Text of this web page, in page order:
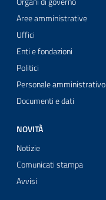
Aree amministrative
Uffici
Enti e fondazioni
Politici
Personale amministrativo
Documenti e dati
NOVITÀ
Notizie
Comunicati stampa
Avvisi